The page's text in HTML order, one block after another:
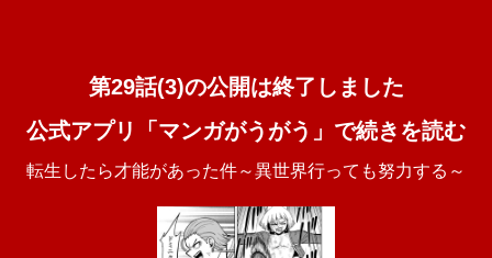
第29話(3)の公開は終了しました
公式アプリ「マンガがうがう」で続きを読む
転生したら才能があった件～異世界行っても努力する～